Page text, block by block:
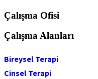
Çalışma Ofisi
Çalışma Alanları
Bireysel Terapi
Cinsel Terapi